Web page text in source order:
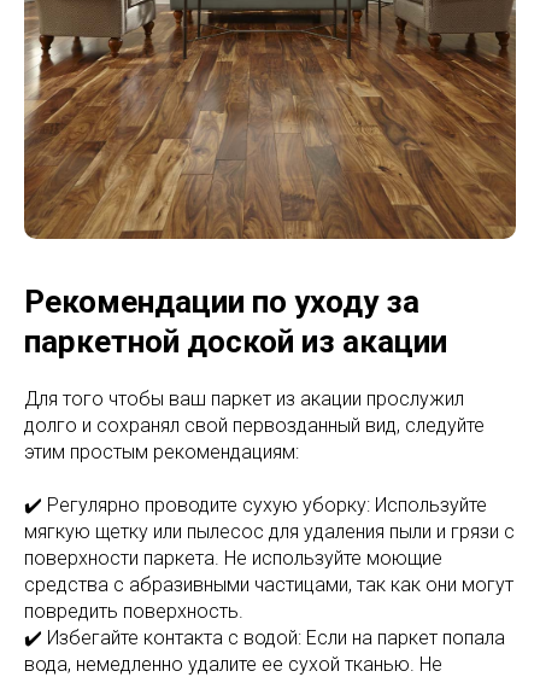
Рекомендации по уходу за
паркетной доской из акации
Для того чтобы ваш паркет из акации прослужил
долго и сохранял свой первозданный вид, следуйте
этим простым рекомендациям:
✔️ Регулярно проводите сухую уборку: Используйте
мягкую щетку или пылесос для удаления пыли и грязи с
поверхности паркета. Не используйте моющие
средства с абразивными частицами, так как они могут
повредить поверхность.
✔️ Избегайте контакта с водой: Если на паркет попала
вода, немедленно удалите ее сухой тканью. Не